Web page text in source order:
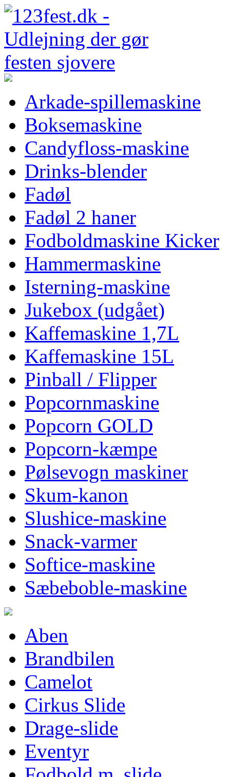
Arkade-spillemaskine
Boksemaskine
Candyfloss-maskine
Drinks-blender
Fadøl
Fadøl 2 haner
Fodboldmaskine Kicker
Hammermaskine
Isterning-maskine
Jukebox (udgået)
Kaffemaskine 1,7L
Kaffemaskine 15L
Pinball / Flipper
Popcornmaskine
Popcorn GOLD
Popcorn-kæmpe
Pølsevogn maskiner
Skum-kanon
Slushice-maskine
Snack-varmer
Softice-maskine
Sæbeboble-maskine
Aben
Brandbilen
Camelot
Cirkus Slide
Drage-slide
Eventyr